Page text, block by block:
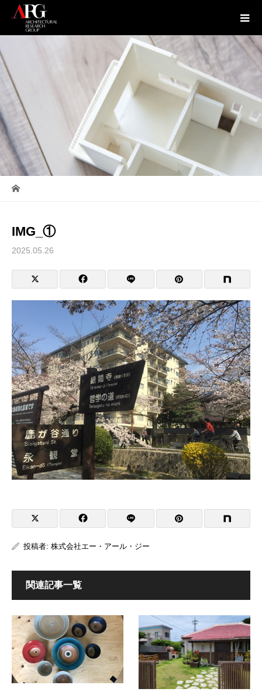
IMG_①
2025.05.26
投稿者: 株式会社エー・アール・ジー
関連記事一覧